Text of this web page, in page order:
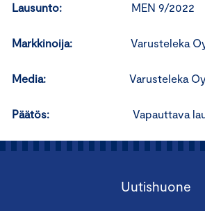
Lausunto: MEN 9/2022
Markkinoija: Varusteleka
Media: Varusteleka
Päätös: Vapauttava
Uutishuone